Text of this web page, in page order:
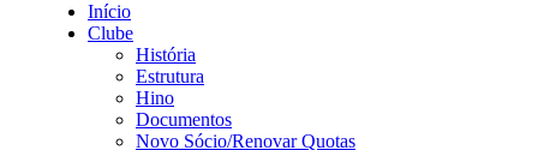
Início
Clube
História
Estrutura
Hino
Documentos
Novo Sócio/Renovar Quotas